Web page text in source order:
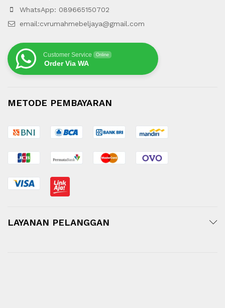
WhatsApp: 089665150702
email:cvrumahmebeljaya@gmail.com
Customer Service Online
Order Via WA
METODE PEMBAYARAN
LAYANAN PELANGGAN